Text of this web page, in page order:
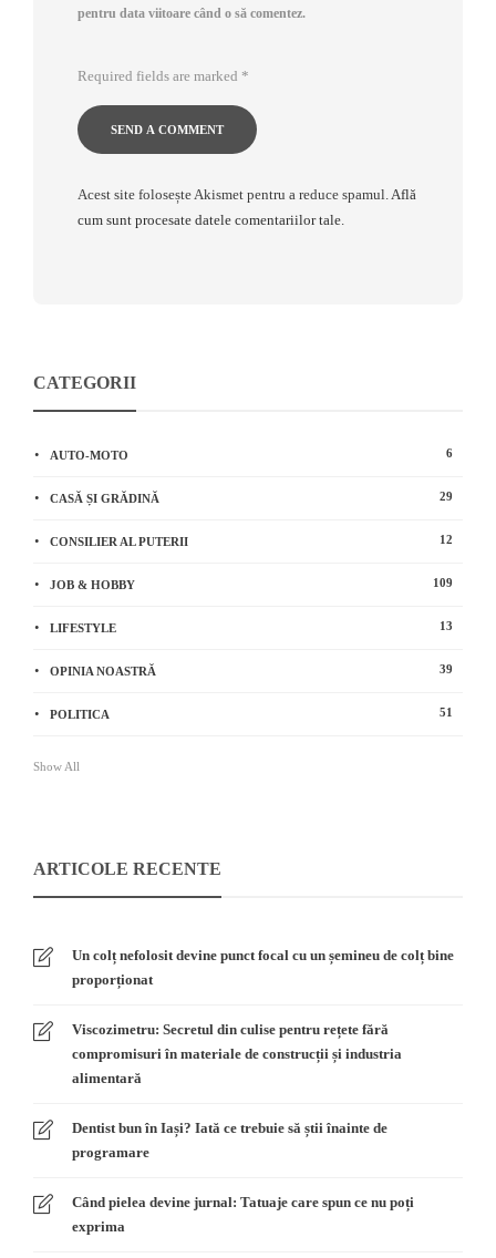
pentru data viitoare când o să comentez.
Required fields are marked *
Acest site folosește Akismet pentru a reduce spamul. Află
cum sunt procesate datele comentariilor tale
CATEGORII
AUTO-MOTO 6
CASĂ ȘI GRĂDINĂ 29
CONSILIER AL PUTERII 12
JOB & HOBBY 109
LIFESTYLE 13
OPINIA NOASTRĂ 39
POLITICA 51
Show All
ARTICOLE RECENTE
Un colț nefolosit devine punct focal cu un șemineu de colț bine
proporționat
Viscozimetru: Secretul din culise pentru rețete fără
compromisuri în materiale de construcții și industria
alimentară
Dentist bun în Iași? Iată ce trebuie să știi înainte de
programare
Când pielea devine jurnal: Tatuaje care spun ce nu poți
exprima